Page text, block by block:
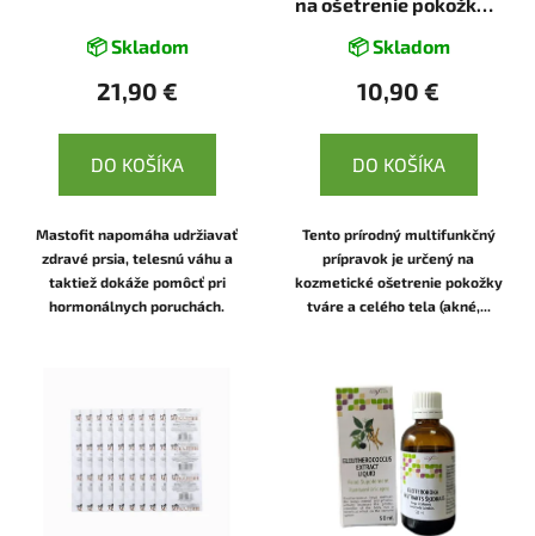
📦 Skladom
21,90 €
DO KOŠÍKA
Mastofit napomáha udržiavať
zdravé prsia, telesnú váhu a
taktiež dokáže pomôcť pri
hormonálnych poruchách.
📦 Skladom
10,90 €
DO KOŠÍKA
Tento prírodný multifunkčný
prípravok je určený na
kozmetické ošetrenie pokožky
tváre a celého tela (akné,...